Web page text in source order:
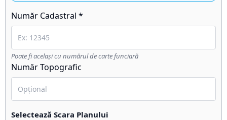
Număr Cadastral *
Poate fi același cu numărul de carte funciară
Număr Topografic
Selectează Scara Planului